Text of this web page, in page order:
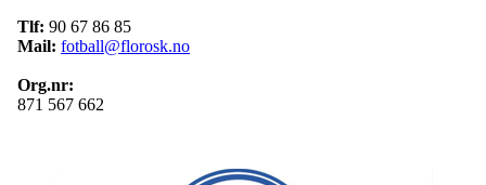
Tlf: 90 67 86 85
Mail: fotball@florosk.no
Org.nr:
871 567 662